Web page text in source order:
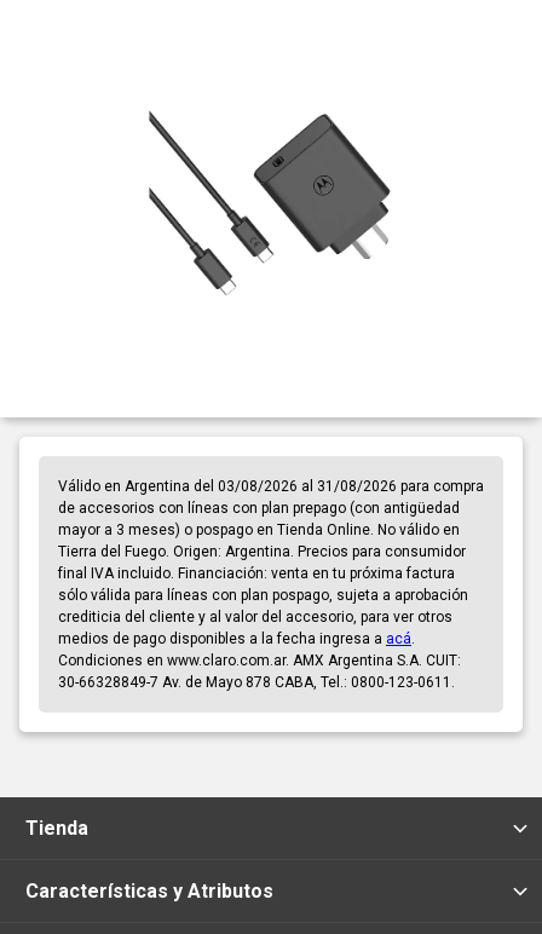
Válido en Argentina del 03/08/2026 al 31/08/2026 para compra
de accesorios con líneas con plan prepago (con antigüedad
mayor a 3 meses) o pospago en Tienda Online. No válido en
Tierra del Fuego. Origen: Argentina. Precios para consumidor
final IVA incluido. Financiación: venta en tu próxima factura
sólo válida para líneas con plan pospago, sujeta a aprobación
crediticia del cliente y al valor del accesorio, para ver otros
medios de pago disponibles a la fecha ingresa a acá
Condiciones en www.claro.com.ar. AMX Argentina S.A. CUIT:
30-66328849-7 Av. de Mayo 878 CABA, Tel.: 0800-123-0611.
Tienda
Características y Atributos